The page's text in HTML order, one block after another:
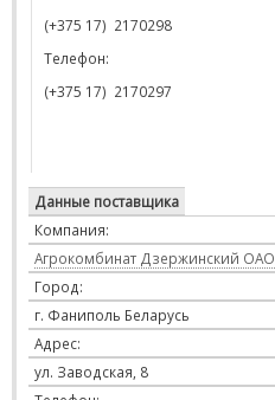
(+375 17) 2170298
Телефон:
(+375 17) 2170297
Данные поставщика
Компания:
Агрокомбинат Дзержинский ОАО
Город:
г. Фаниполь Беларусь
Адрес:
ул. Заводская, 8